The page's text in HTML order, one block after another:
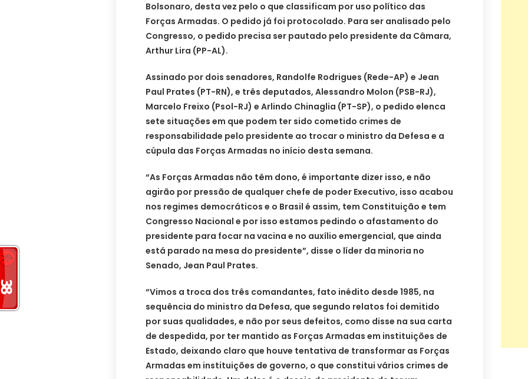
Bolsonaro, desta vez pelo o que classificam por uso político das
Forças Armadas. O pedido já foi protocolado. Para ser analisado pelo
Congresso, o pedido precisa ser pautado pelo presidente da Câmara,
Arthur Lira (PP-AL).
Assinado por dois senadores, Randolfe Rodrigues (Rede-AP) e Jean
Paul Prates (PT-RN), e três deputados, Alessandro Molon (PSB-RJ),
Marcelo Freixo (Psol-RJ) e Arlindo Chinaglia (PT-SP), o pedido elenca
sete situações em que podem ter sido cometido crimes de
responsabilidade pelo presidente ao trocar o ministro da Defesa e a
cúpula das Forças Armadas no início desta semana.
“As Forças Armadas não têm dono, é importante dizer isso, e não
agirão por pressão de qualquer chefe de poder Executivo, isso acabou
nos regimes democráticos e o Brasil é assim, tem Constituição e tem
Congresso Nacional e por isso estamos pedindo o afastamento do
presidente para focar na vacina e no auxílio emergencial, que ainda
está parado na mesa do presidente”, disse o líder da minoria no
Senado, Jean Paul Prates.
“Vimos a troca dos três comandantes, fato inédito desde 1985, na
sequência do ministro da Defesa, que segundo relatos foi demitido
por suas qualidades, e não por seus defeitos, como disse na sua carta
de despedida, por ter mantido as Forças Armadas em instituições de
Estado, deixando claro que houve tentativa de transformar as Forças
Armadas em instituições de governo, o que constitui vários crimes de